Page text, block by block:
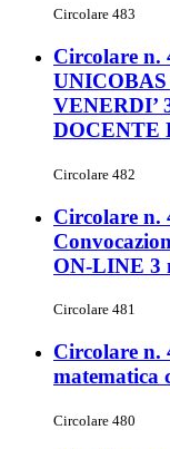
Circolare 483
Circolare n.
VENERDI’
DOCENTE
Circolare 482
Circolare n.
ON-LINE 3
Circolare 481
Circolare n.
matematica
Circolare 480